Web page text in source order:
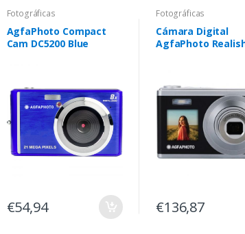
Fotográficas
AgfaPhoto Compact
Cam DC5200 Blue
€54,94
Fotográficas
Cámara Digital
AgfaPhoto
€136,87